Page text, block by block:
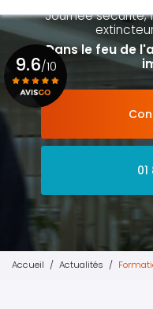
Journée sécurité,
Dans le feu de
9.6/10
Voir le certificat
Accueil Actualités